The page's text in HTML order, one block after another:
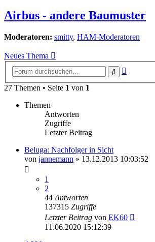
Airbus - andere Baumuster
Moderatoren: smitty, HAM-Moderatoren
Neues Thema
Suche
27 Themen • Seite 1 von 1
Themen
Antworten
Zugriffe
Letzter Beitrag
Beluga: Nachfolger in Sicht
von jannemann » 13.12.2013 10:03:52
1
2
44 Antworten
137315 Zugriffe
Letzter Beitrag von EK60
11.06.2020 15:12:39